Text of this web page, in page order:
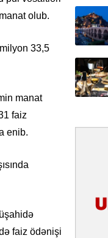
olub.
33,5
manat
faiz
enib.
faiz ödənişi
İlin ilk
çox
Yeni